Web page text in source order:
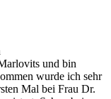
und bin
wurde ich sehr
Mal bei Frau Dr.